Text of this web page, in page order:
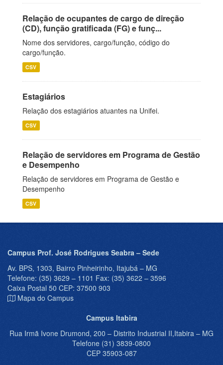
Relação de ocupantes de cargo de direção
(CD), função gratificada (FG) e funç...
Nome dos servidores, cargo/função, código do
cargo/função.
CSV
Estagiários
Relação dos estagiários atuantes na Unifei.
CSV
Relação de servidores em Programa de Gestão
e Desempenho
Relação de servidores em Programa de Gestão e
Desempenho
CSV
Campus Prof. José Rodrigues Seabra – Sede
Av. BPS, 1303, Bairro Pinheirinho, Itajubá – MG
Telefone: (35) 3629 – 1101 Fax: (35) 3622 – 3596
Caixa Postal 50 CEP: 37500 903
Mapa do Campus
Campus Itabira
Rua Irmã Ivone Drumond, 200 – Distrito Industrial II,Itabira – MG
Telefone (31) 3839-0800
CEP 35903-087